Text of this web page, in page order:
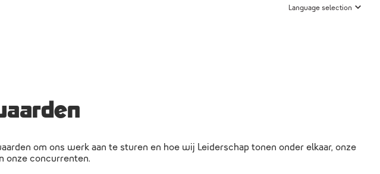
Language selection
om ons werk aan te sturen en hoe wij Leiderschap tonen onder elkaar, onze
onze concurrenten.